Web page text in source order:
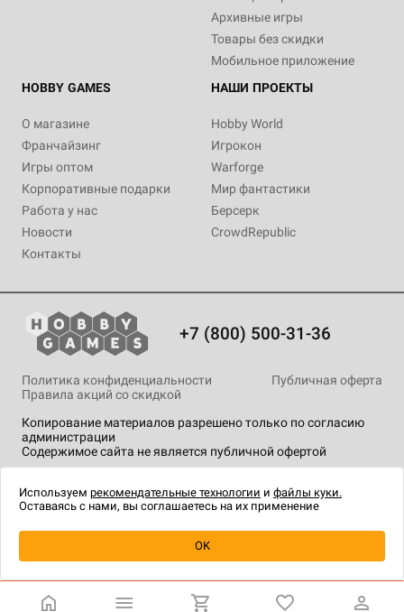
Купить| 1 890 ₽
Архивные игры
Товары без скидки
Мобильное приложение
HOBBY GAMES
О магазине
Франчайзинг
Игры оптом
Корпоративные подарки
Работа у нас
Новости
Контакты
НАШИ ПРОЕКТЫ
Hobby World
Игрокон
Warforge
Мир фантастики
Берсерк
CrowdRepublic
+7 (800) 500-31-36
Копирование материалов разрешено только по согласию
администрации
Содержимое сайта не является публичной офертой
Политика конфиденциальности
Публичная оферта
Правила акций со скидкой
технологии.
Используем рекомендательные технологии и файлы куки.
Оставаясь с нами, вы соглашаетесь на их применение
OK